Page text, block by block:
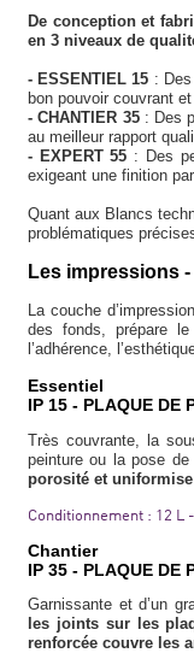
De conception et
en 3 niveaux de
- ESSENTIEL 15 :
bon pouvoir couvrant
- CHANTIER 35: Des
au meilleur rapport
- EXPERT 55 : Des
exigeant une finition
Quant aux Blancs
problématiques
Les impressions
La couche
des fonds, prépare
l’adhérence,
Essentiel
IP 15 - PLAQUE DE
Très couvrante, la
peinture ou la pose de
porosité et
Conditionnement : 12 L
Chantier
IP 35 - PLAQUE
Garnissante et d’un
les joints sur les
renforcée couvre les